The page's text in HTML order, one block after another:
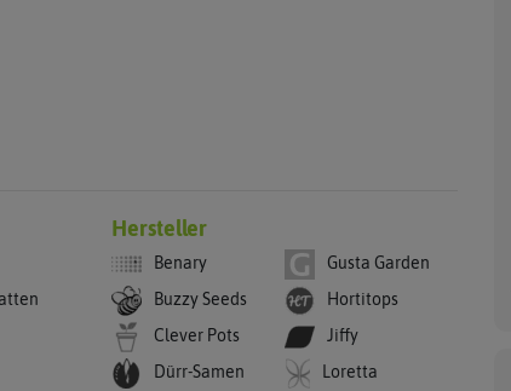
Hersteller
Benary
Buzzy Seeds
Clever Pots
Dürr-Samen
Gusta Garden
Hortitops
Jiffy
Loretta